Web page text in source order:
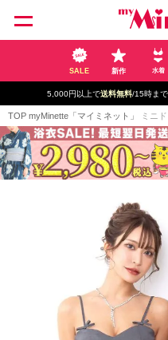
SALE 新作 水着
5,000円以上で送料無料/15時ま
TOP myMinette「マイミネット」 ミニ